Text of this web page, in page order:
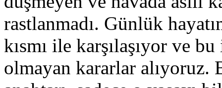
rastlanmadı. Günlük
kısmı ile karşılaşıyor ve
olmayan kararlar alıyoruz.